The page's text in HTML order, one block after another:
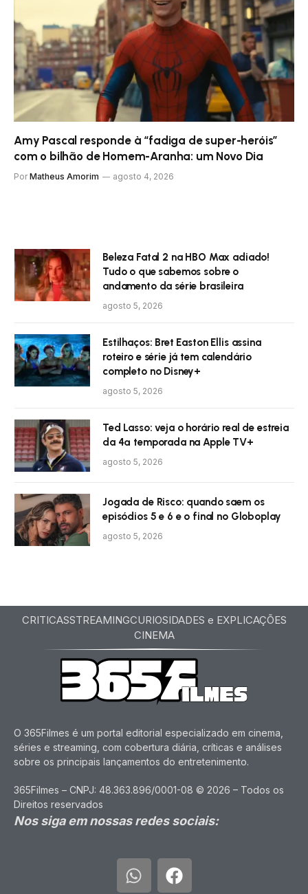
Amy Pascal responde à “fadiga de super-heróis”
com o bilhão de Homem-Aranha: um Novo Dia
Por Matheus Amorim agosto 4, 2026
Beleza Fatal 2 na HBO Max adiado!
Tudo o que sabemos sobre o
andamento da série brasileira
agosto 5, 2026
Estilhaços: Bret Easton Ellis assina
roteiro e série já tem calendário
completo no Disney+
agosto 5, 2026
Ted Lasso: veja o horário real de estreia
da 4ª temporada na Apple TV+
agosto 5, 2026
Jogada de Risco: quando saem os
episódios 5 e 6 e o final no Globoplay
agosto 5, 2026
CRITICASSTREAMINGCURIOSIDADES e EXPLICAÇÕES
CINEMA
O 365Filmes é um portal editorial especializado em cinema,
séries e streaming, com cobertura diária, críticas e análises
sobre os principais lançamentos do entretenimento.
365Filmes – CNPJ: 48.363.896/0001-08 © 2026 – Todos os
Direitos reservados
Nos siga em nossas redes sociais: